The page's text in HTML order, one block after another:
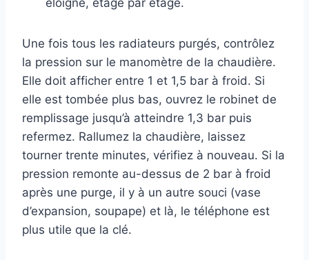
Une fois tous les radiateurs purgés, contrôlez
la pression sur le manomètre de la chaudière.
Elle doit afficher entre 1 et 1,5 bar à froid. Si
elle est tombée plus bas, ouvrez le robinet de
remplissage jusqu’à atteindre 1,3 bar puis
refermez. Rallumez la chaudière, laissez
tourner trente minutes, vérifiez à nouveau. Si la
pression remonte au-dessus de 2 bar à froid
après une purge, il y à un autre souci (vase
d’expansion, soupape) et là, le téléphone est
plus utile que la clé.